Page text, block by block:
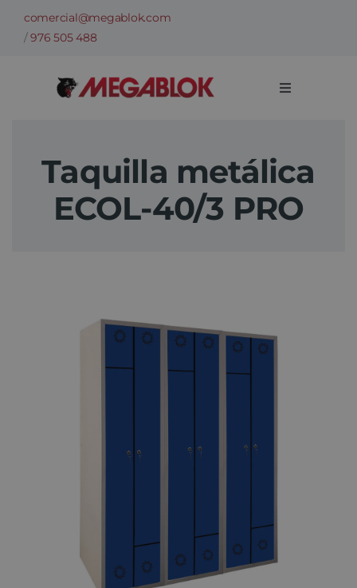
Saltarcomercial@megablok.com
/976 505 488
Toggle
Sectores
Información técnica
Taquilla metálica
ECOL-40/3 PRO